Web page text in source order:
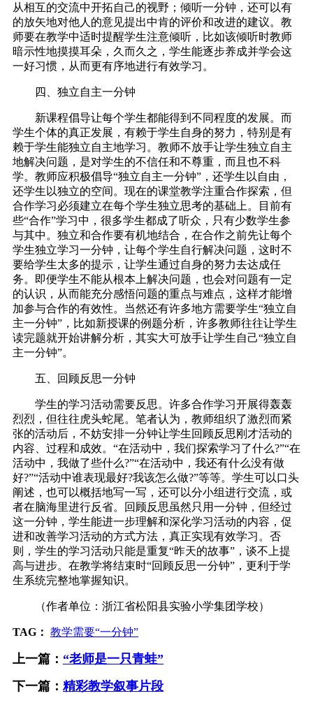
从相互的交流中开拓自己的视野；倾听一分钟，还可以有
的放矢地对他人的意见提出中肯的评价和改进的建议。教
师要在教学中适时提醒学生注意倾听，比如该倾听时教师
暗示性地摸摸耳朵，久而久之，学生能逐步养成并学会这
一好习惯，从而更有序地进行有效学习。
四、独立自主一分钟
新课程倡导让每个学生都能得到不同程度的发展。而
学生个体的真正发展，有赖于学生自身的努力，特别是有
赖于学生能独立自主地学习。教师不放手让学生独立自主
地解决问题，是对学生的不信任和不尊重，而且也不科
学。教师应积极倡导“独立自主一分钟”，还学生以自由，
还学生以独立的空间。现在的课堂教学注重合作探索，但
合作学习必须建立在每个学生独立思考的基础上。目前有
些“合作”学习中，很多学生都成了听众，只有少数学生参
与其中。独立和合作要有机地结合，在合作之前先让每个
学生独立学习一分钟，让每个学生自行解决问题，这时不
要给学生太多的提示，让学生通过自身的努力去达成任
务。即便学生不能从根本上解决问题，也会对问题有一定
的认识，从而能充分感悟问题的重点与难点，这样才能增
加参与合作的有效性。当然还有许多地方需要学生“独立自
主一分钟”，比如新授课的例题分析，许多教师往往让学生
读完题就开始讲解分析，其实大可放手让学生自己“独立自
主一分钟”。
五、回顾反思一分钟
学生的学习活动需要反思。许多合作学习开展得轰轰
烈烈，但往往虎头蛇尾。笔者认为，教师组织了激烈而紧
张的活动后，不妨安排一分钟让学生回顾反思刚才活动的
内容、过程和成效。“在活动中，我们探索学习了什么?”“在
活动中，我做了些什么?”“在活动中，我还有什么没有做
好?”“活动中谁表现最好?我该怎么做?”等等。学生可以口头
阐述，也可以概括地写一写，还可以分小组进行交流，或
者在脑海里进行反省。回顾反思虽然只用一分钟，但经过
这一分钟，学生能进一步理解和深化学习活动的内容，促
进和改善学习活动的方式方法，真正实现有效学习。否
则，学生的学习活动只能是重复“昨天的故事”，谈不上提
高与进步。在教学将结束时“回顾反思一分钟”，更利于学
生系统完整地掌握知识。
（作者单位：浙江省松阳县实验小学集团学校）
TAG： 教学需要“一分钟”
上一篇： “老师是一只青蛙”
下一篇： 精彩教学叙事片段